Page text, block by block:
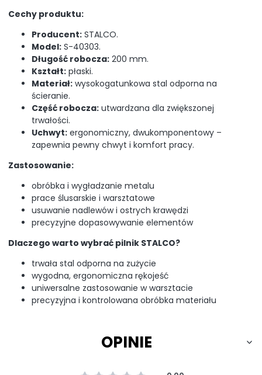
Cechy produktu:
Producent: STALCO.
Model: S-40303.
Długość robocza: 200 mm.
Kształt: płaski.
Materiał: wysokogatunkowa stal odporna na
ścieranie.
Część robocza: utwardzana dla zwiększonej
trwałości.
Uchwyt: ergonomiczny, dwukomponentowy –
zapewnia pewny chwyt i komfort pracy.
Zastosowanie:
obróbka i wygładzanie metalu
prace ślusarskie i warsztatowe
usuwanie nadlewów i ostrych krawędzi
precyzyjne dopasowywanie elementów
Dlaczego warto wybrać pilnik STALCO?
trwała stal odporna na zużycie
wygodna, ergonomiczna rękojeść
uniwersalne zastosowanie w warsztacie
precyzyjna i kontrolowana obróbka materiału
OPINIE